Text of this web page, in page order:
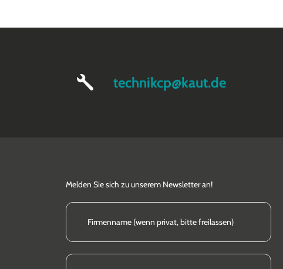
technikcp@kaut.de
Melden Sie sich zu unserem Newsletter an!